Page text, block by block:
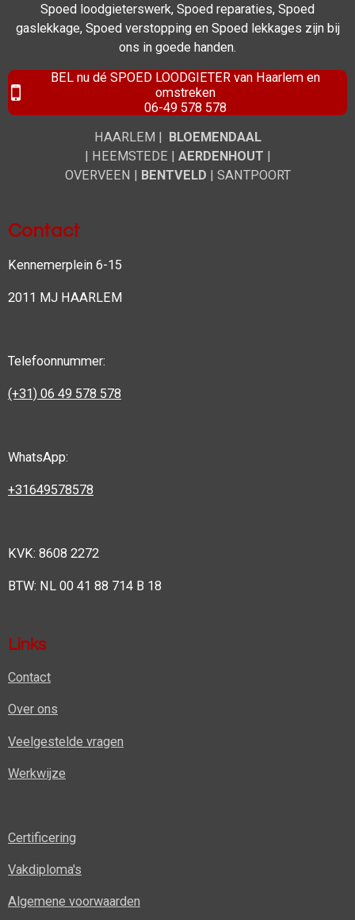
Spoed loodgieterswerk, Spoed reparaties, Spoed
gaslekkage, Spoed verstopping en Spoed lekkages zijn bij
ons in goede handen.
BEL nu dé SPOED LOODGIETER van Haarlem en
omstreken
06-49 578 578
HAARLEM |
BLOEMENDAAL
HEEMSTEDE AERDENHOUT
OVERVEEN |
BENTVELD | SANTPOORT
Contact
Kennemerplein 6-15
2011 MJ HAARLEM
Telefoonnummer:
(+31) 06 49 578 578
WhatsApp:
+31649578578
KVK: 8608 2272
BTW: NL 00 41 88 714 B 18
Links
Contact
Over ons
Veelgestelde vragen
Werkwijze
Certificering
Vakdiploma's
Algemene voorwaarden